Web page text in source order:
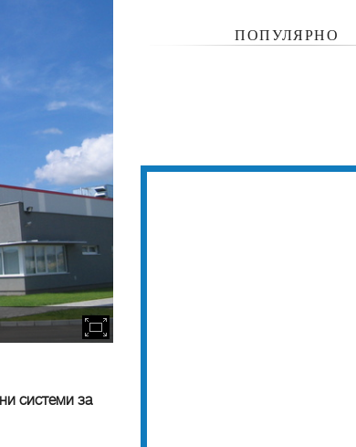
системи за
ПОПУЛЯРНО